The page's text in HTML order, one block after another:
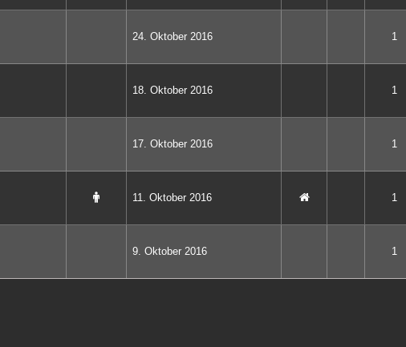
24. Oktober 2016 1
18. Oktober 2016 1
17. Oktober 2016 1
11. Oktober 2016 1
9. Oktober 2016 1